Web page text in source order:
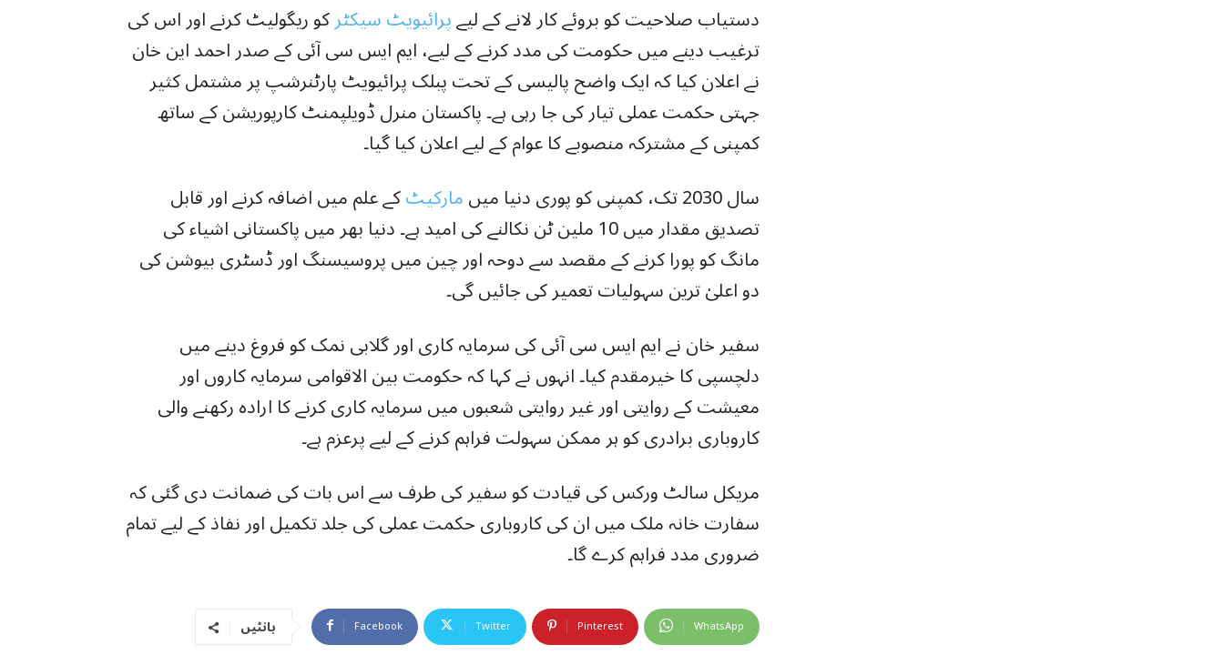
دستیاب صلاحیت کو بروئے کار لانے کے لیےپرائیویٹ سیکٹرکو ریگولیٹ کرنے اور اس کی
ترغیب دینے میں حکومت کی مدد کرنے کے لیے، ایم ایس سی آئی کے صدر احمد این خان
نے اعلان کیا کہ ایک واضح پالیسی کے تحت پبلک پرائیویٹ پارٹنرشپ پر مشتمل کثیر
جہتی حکمت عملی تیار کی جا رہی ہے۔ پاکستان منرل ڈویلپمنٹ کارپوریشن کے ساتھ
کمپنی کے مشترکہ منصوبے کا عوام کے لیے اعلان کیا گیا۔
سال 2030 تک، کمپنی کو پوری دنیا میں
مارکیٹکے علم میں اضافہ کرنے اور قابل
تصدیق مقدار میں 10 ملین ٹن نکالنے کی امید ہے۔ دنیا بھر میں پاکستانی اشیاء کی
مانگ کو پورا کرنے کے مقصد سے دوحہ اور چین میں پروسیسنگ اور ڈسٹری بیوشن کی
دو اعلیٰ ترین سہولیات تعمیر کی جائیں گی۔
سفیر خان نے ایم ایس سی آئی کی سرمایہ کاری اور گلابی نمک کو فروغ دینے میں
دلچسپی کا خیرمقدم کیا۔ انہوں نے کہا کہ حکومت بین الاقوامی سرمایہ کاروں اور
معیشت کے روایتی اور غیر روایتی شعبوں میں سرمایہ کاری کرنے کا ارادہ رکھنے والی
کاروباری برادری کو ہر ممکن سہولت فراہم کرنے کے لیے پرعزم ہے۔
مریکل سالٹ ورکس کی قیادت کو سفیر کی طرف سے اس بات کی ضمانت دی گئی کہ
سفارت خانہ ملک میں ان کی کاروباری حکمت عملی کی جلد تکمیل اور نفاذ کے لیے تمام
ضروری مدد فراہم کرے گا۔
بانٹیں Facebook Twitter Pinterest WhatsApp